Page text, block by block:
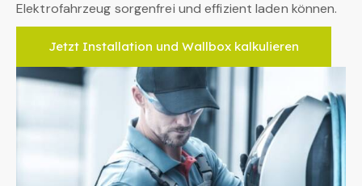
Elektrofahrzeug sorgenfrei und effizient laden können.
Jetzt Installation und Wallbox kalkulieren